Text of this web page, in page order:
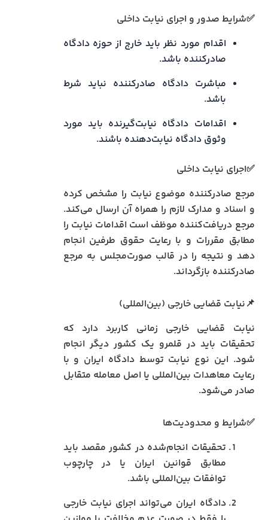
✅شرایط صدور و اجرای نیابت داخلی
اقدام مورد نظر باید خارج از حوزه دادگاه
صادرکننده باشد.
مباشرت دادگاه صادرکننده نباید شرط
باشد.
اقدامات دادگاه نیابت‌گیرنده باید مورد
وثوق دادگاه نیابت‌دهنده باشند.
✅اجرای نیابت داخلی
مرجع صادرکننده موضوع نیابت را مشخص کرده
و اسناد و مدارک لازم را همراه آن ارسال می‌کند.
مرجع دریافت‌کننده موظف است اقدامات نیابت را
مطابق مقررات و با رعایت حقوق طرفین انجام
دهد و نتیجه را در قالب صورت‌مجلس به مرجع
صادرکننده بازگرداند.
📌نیابت قضایی خارجی (بین‌المللی)
نیابت قضایی خارجی زمانی کاربرد دارد که
تحقیقات باید در قلمرو یک کشور دیگر انجام
شود. این نوع نیابت توسط دادگاه ایران و با
رعایت معاهدات بین‌المللی یا اصل معامله متقابل
صادر می‌شود.
✅شرایط و محدودیت‌ها
تحقیقات انجام‌شده در کشور مقصد باید
مطابق قوانین ایران یا در چارچوب
توافقات بین‌المللی باشد.
دادگاه ایران می‌تواند اجرای نیابت خارجی